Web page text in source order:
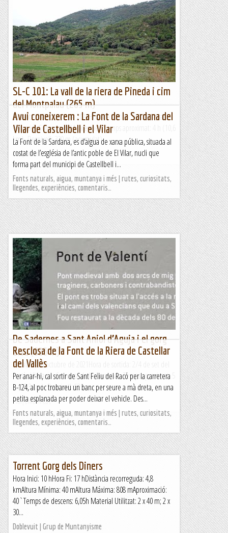
SL-C 101: La vall de la riera de Pineda i cim
del Montpalau (265 m)
Dissabte 9 d’octubre de 2021Hora de sortida: Vuit del matí.
Ubicació: Comarca del Maresme. Temps aproximat: 4 h (10,6
km) Desnivell: 330 m (acumulat) ...
Maifemcim.cat
Avui coneixerem : La Font de la Sardana del
Vilar de Castellbell i el Vilar
La Font de la Sardana, es d’aigua de xarxa pública, situada al
costat de l’església de l’antic poble de El Vilar, nucli que
forma part del municipi de Castellbell i...
Fonts naturals, aigua, muntanya i més | rutes, curiositats,
llegendes, experiències, comentaris…
De Sadernes a Sant Aniol d’Aguja i el gorg
Blau (623 m)
Dissabte 2 d’octubre de 2021Hora de sortida: 2/4 de set del
matí. Ubicació: Comarca de la Garrotxa. Temps aproximat: 5
h (15,3 km) Desnivell: 523 m...
Maifemcim.cat
Resclosa de la Font de la Riera de Castellar
del Vallès
Per anar-hi, cal sortir de Sant Feliu del Racó per la carretera
B-124, al poc trobareu un banc per seure a mà dreta, en una
petita esplanada per poder deixar el vehicle. Des...
Fonts naturals, aigua, muntanya i més | rutes, curiositats,
llegendes, experiències, comentaris…
Torrent Gorg dels Diners
Hora Inici: 10 hHora Fi: 17 hDistància recorreguda: 4,8
kmAltura Mínima: 40 mAltura Máxima: 808 mAproximació:
40`Temps de descens: 6,05h Material Utilitzat: 2 x 40 m; 2 x
30...
Doblevuit | Grup de Muntanyisme